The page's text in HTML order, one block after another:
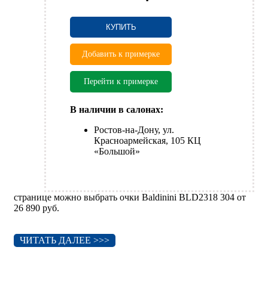
КУПИТЬ
Добавить к примерке
Перейти к примерке
В наличии в салонах:
Ростов-на-Дону, ул.
Красноармейская, 105 КЦ
«Большой»
странице можно выбрать очки Baldinini BLD2318 304 от
26 890 руб.
ЧИТАТЬ ДАЛЕЕ >>>